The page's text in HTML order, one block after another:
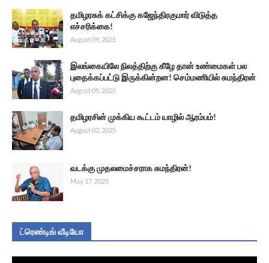
தமிழரசுக் கட்சிக்கு கஜேந்திரகுமார் விடுத்த
எச்சரிக்கை!
August 09, 2025
இலங்கையிலே நிலத்திற்கு கீழே தான் உண்மைகள் பல
புதைக்கப்பட்டு இருக்கின்றன! செம்மணியில் சுமந்திரன்
August 05, 2025
தமிழரசின் முக்கிய கூட்டம் யாழில் ஆரம்பம்!
August 02, 2025
வடக்கு முதலமைச்சராக சுமந்திரன்!
May 17, 2025
ட்ரெண்டிங் வீடியோ